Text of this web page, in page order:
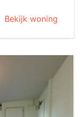
Bekijk woning